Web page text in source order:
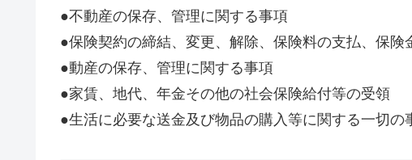
●不動産の保存、管理に関する事項
●保険契約の締結、変更、解除、保険料の支払、保
●動産の保存、管理に関する事項
●家賃、地代、年金その他の社会保険給付等の受領
●生活に必要な送金及び物品の購入等に関する一切の